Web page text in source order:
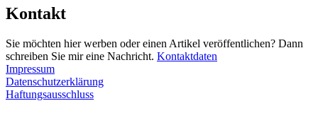
Kontakt
Sie möchten hier werben oder einen Artikel veröffentlichen? Dann
schreiben Sie mir eine Nachricht. Kontaktdaten
Impressum
Datenschutzerklärung
Haftungsausschluss